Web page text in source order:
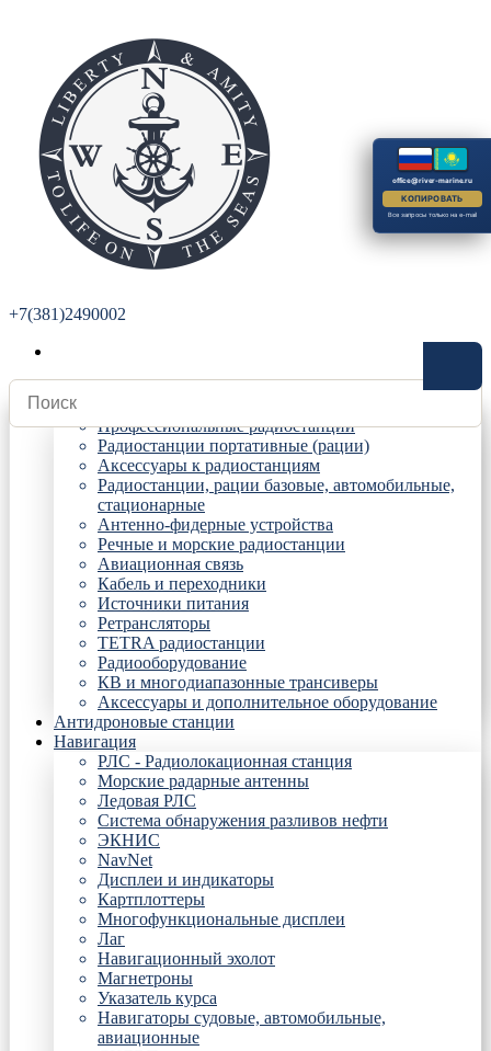
+7(381)2490002
Радиостанции
Профессиональные радиостанции
Радиостанции портативные (рации)
Аксессуары к радиостанциям
Радиостанции, рации базовые, автомобильные,
стационарные
Антенно-фидерные устройства
Речные и морские радиостанции
Авиационная связь
Кабель и переходники
Источники питания
Ретрансляторы
TETRA радиостанции
Радиооборудование
КВ и многодиапазонные трансиверы
Аксессуары и дополнительное оборудование
Антидроновые станции
Навигация
РЛС - Радиолокационная станция
Морские радарные антенны
Ледовая РЛС
Система обнаружения разливов нефти
ЭКНИС
NavNet
Дисплеи и индикаторы
Картплоттеры
Многофункциональные дисплеи
Лаг
Навигационный эхолот
Магнетроны
Указатель курса
Навигаторы судовые, автомобильные,
авиационные
office@river-marine.ru
КОПИРОВАТЬ
Все запросы только на e-mail